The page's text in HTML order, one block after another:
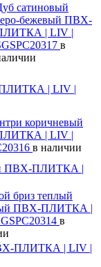
сатиновый
бежевый ПВХ-
| LIV |
в
ПЛИТКА | LIV |
коричневый
| LIV |
в наличии
ПВХ-ПЛИТКА |
бриз теплый
ПВХ-ПЛИТКА |
в
ПЛИТКА | LIV |